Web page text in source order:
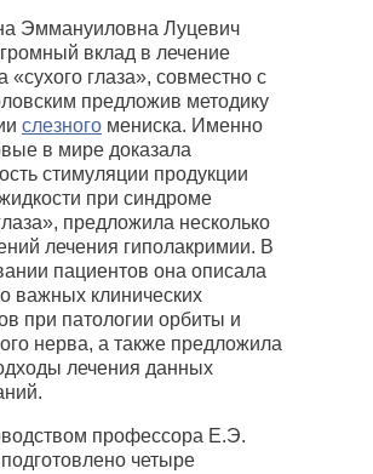
Эммануиловна Луцевич
вклад в лечение
«сухого глаза», совместно с
предложив методику
слезного мениска. Именно
в мире доказала
стимуляции продукции
при синдроме
предложила несколько
лечения гиполакримии. В
пациентов она описала
важных клинических
при патологии орбиты и
нерва, а также предложила
лечения данных
профессора Е.Э.
четыре